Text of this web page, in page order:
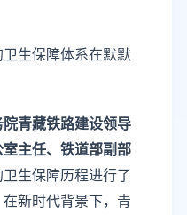
生保障体系在默默
青藏铁路建设领导
主任、铁道部副部
生保障历程进行了
新时代背景下，青